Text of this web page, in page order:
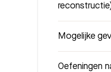
Mogelijke
Oefeningen